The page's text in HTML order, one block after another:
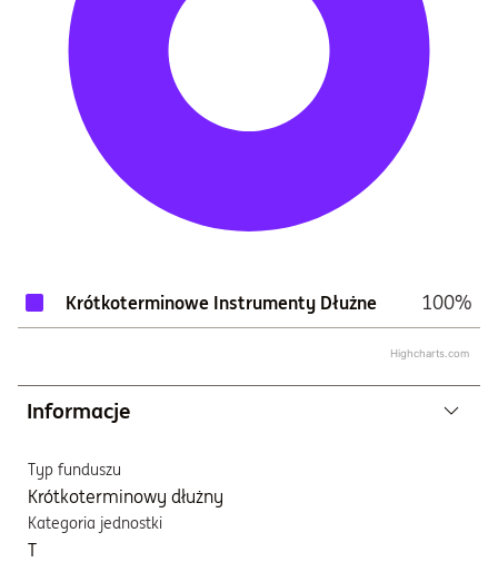
Highcharts.com
Krótkoterminowe Instrumenty Dłużne 100%
Informacje
Typ funduszu
Krótkoterminowy dłużny
Kategoria jednostki
T